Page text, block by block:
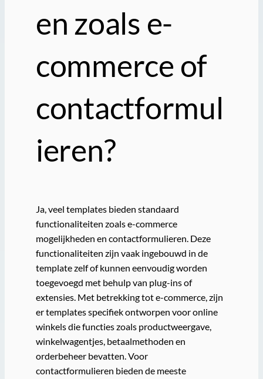
en zoals e-
commerce of
contactformul
ieren?
Ja, veel templates bieden standaard
functionaliteiten zoals e-commerce
mogelijkheden en contactformulieren. Deze
functionaliteiten zijn vaak ingebouwd in de
template zelf of kunnen eenvoudig worden
toegevoegd met behulp van plug-ins of
extensies. Met betrekking tot e-commerce, zijn
er templates specifiek ontworpen voor online
winkels die functies zoals productweergave,
winkelwagentjes, betaalmethoden en
orderbeheer bevatten. Voor
contactformulieren bieden de meeste